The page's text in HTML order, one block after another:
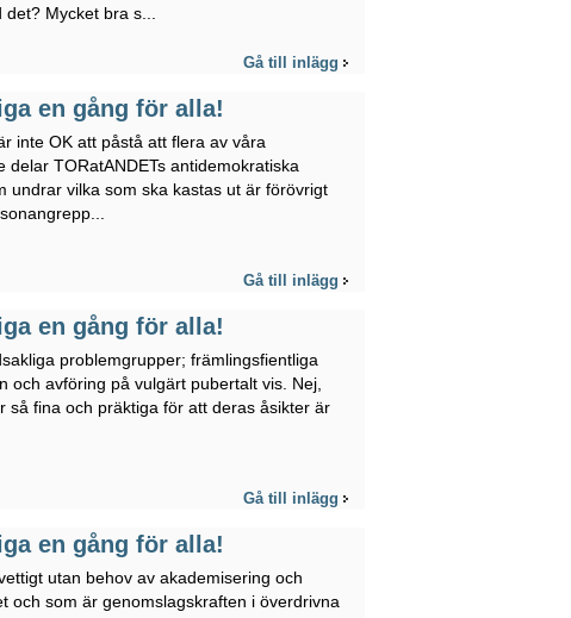
Mycket bra s...
Gå till inlägg
en gång för alla!
inte OK att påstå att flera av våra
TORatANDETs antidemokratiska
undrar vilka som ska kastas ut är förövrigt
Gå till inlägg
en gång för alla!
problemgrupper; främlingsfientliga
och avföring på vulgärt pubertalt vis. Nej,
så fina och präktiga för att deras åsikter är
Gå till inlägg
en gång för alla!
utan behov av akademisering och
och som är genomslagskraften i överdrivna